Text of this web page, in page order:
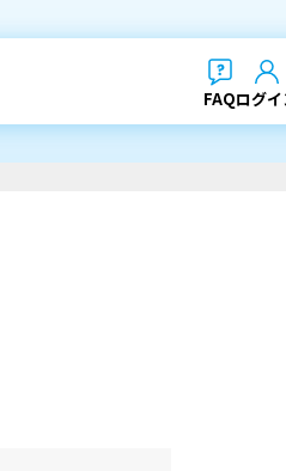
FAQログイ